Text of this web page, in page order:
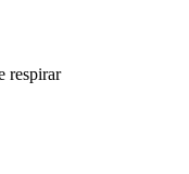
respirar